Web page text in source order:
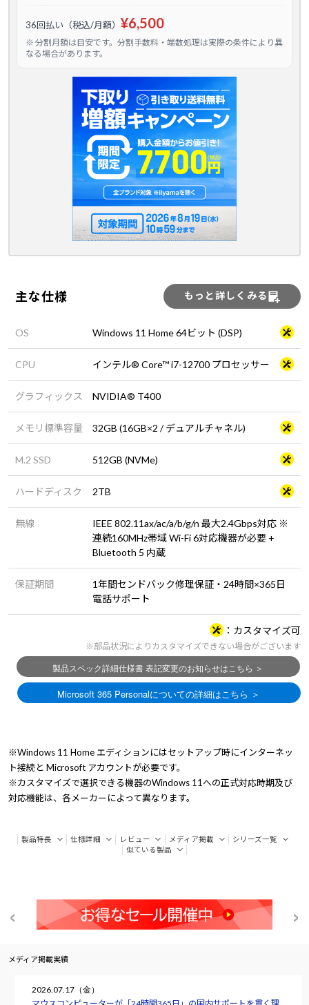
36回払い（税込/月額） ¥6,500
※ 分割月額は目安です。分割手数料・端数処理は実際の条件により異
なる場合があります。
主な仕様 もっと詳しくみる
OS Windows 11 Home 64ビット (DSP)
CPU インテル® Core™ i7-12700 プロセッサー
グラフィックス NVIDIA® T400
メモリ標準容量 32GB (16GB×2 / デュアルチャネル)
M.2 SSD 512GB (NVMe)
ハードディスク 2TB
無線
IEEE 802.11ax/ac/a/b/g/n 最大2.4Gbps対応 ※
連続160MHz帯域 Wi-Fi 6対応機器が必要 +
Bluetooth 5 内蔵
保証期間
1年間センドバック修理保証・24時間×365日
電話サポート
カスタマイズ可
※部品状況によりカスタマイズできない場合がございます
※Windows 11 Home エディションにはセットアップ時にインターネッ
ト接続と Microsoft アカウントが必要です。
※カスタマイズで選択できる機器のWindows 11への正式対応時期及び
対応機能は、各メーカーによって異なります。
製品特長 仕様詳細 レビュー メディア掲載
シリーズ一覧
似ている製品
メディア掲載実績
2026.07.17（金）